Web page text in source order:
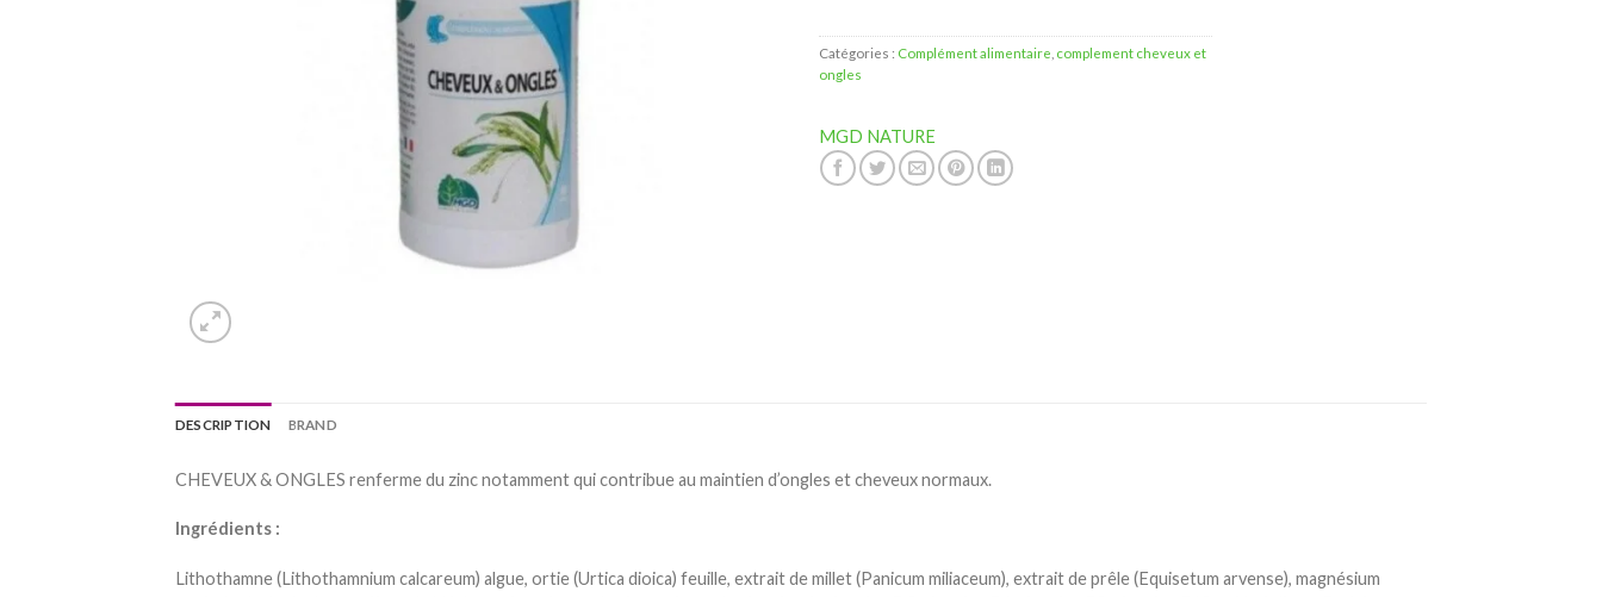
Catégories : Complément alimentaire complement cheveux et
ongles
MGD NATURE
DESCRIPTION BRAND
CHEVEUX & ONGLES renferme du zinc notamment qui contribue au maintien d’ongles et cheveux normaux.
Ingrédients :
Lithothamne (Lithothamnium calcareum) algue, ortie (Urtica dioica) feuille, extrait de millet (Panicum miliaceum), extrait de prêle (Equisetum arvense), magnésium